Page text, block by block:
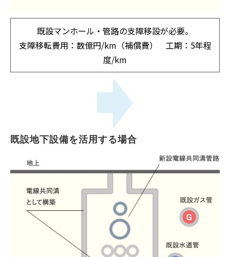
既設マンホール・管路の支障移設が必要。
支障移転費用：数億円/km（補償費） 工期：5年程
度/km
既設地下設備を活用する場合